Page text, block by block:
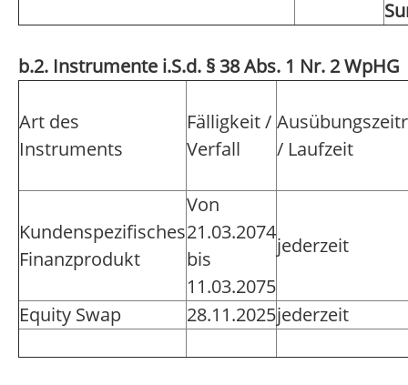
b.2. Instrumente i.S.d. § 38 Abs. 1 Nr. 2 WpHG
Art des
Instruments
Fälligkeit /
Verfall
/ Laufzeit
Kundenspezifisches
Finanzprodukt
Von
21.03.2074
bis
11.03.2075
jederzeit
Equity Swap 28.11.2025jederzeit